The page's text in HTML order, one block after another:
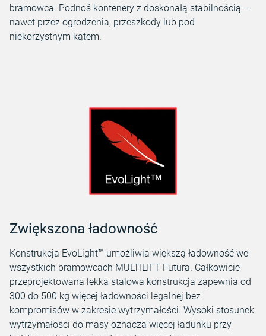
bramowca. Podnoś kontenery z doskonałą stabilnością –
nawet przez ogrodzenia, przeszkody lub pod
niekorzystnym kątem.
Zwiększona ładowność
Konstrukcja EvoLight™ umożliwia większą ładowność we
wszystkich bramowcach MULTILIFT Futura. Całkowicie
przeprojektowana lekka stalowa konstrukcja zapewnia od
300 do 500 kg więcej ładowności legalnej bez
kompromisów w zakresie wytrzymałości. Wysoki stosunek
wytrzymałości do masy oznacza więcej ładunku przy